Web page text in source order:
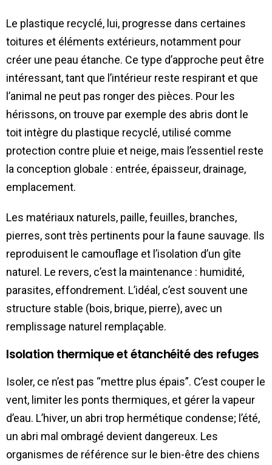
Le plastique recyclé, lui, progresse dans certaines
toitures et éléments extérieurs, notamment pour
créer une peau étanche. Ce type d’approche peut être
intéressant, tant que l’intérieur reste respirant et que
l’animal ne peut pas ronger des pièces. Pour les
hérissons, on trouve par exemple des abris dont le
toit intègre du plastique recyclé, utilisé comme
protection contre pluie et neige, mais l’essentiel reste
la conception globale : entrée, épaisseur, drainage,
emplacement.
Les matériaux naturels, paille, feuilles, branches,
pierres, sont très pertinents pour la faune sauvage. Ils
reproduisent le camouflage et l’isolation d’un gîte
naturel. Le revers, c’est la maintenance : humidité,
parasites, effondrement. L’idéal, c’est souvent une
structure stable (bois, brique, pierre), avec un
remplissage naturel remplaçable.
Isolation thermique et étanchéité des refuges
Isoler, ce n’est pas “mettre plus épais”. C’est couper le
vent, limiter les ponts thermiques, et gérer la vapeur
d’eau. L’hiver, un abri trop hermétique condense; l’été,
un abri mal ombragé devient dangereux. Les
organismes de référence sur le bien-être des chiens